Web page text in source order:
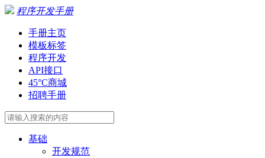
程序开发手册
手册主页
模板标签
程序开发
API接口
45°C商城
招聘手册
基础
开发规范